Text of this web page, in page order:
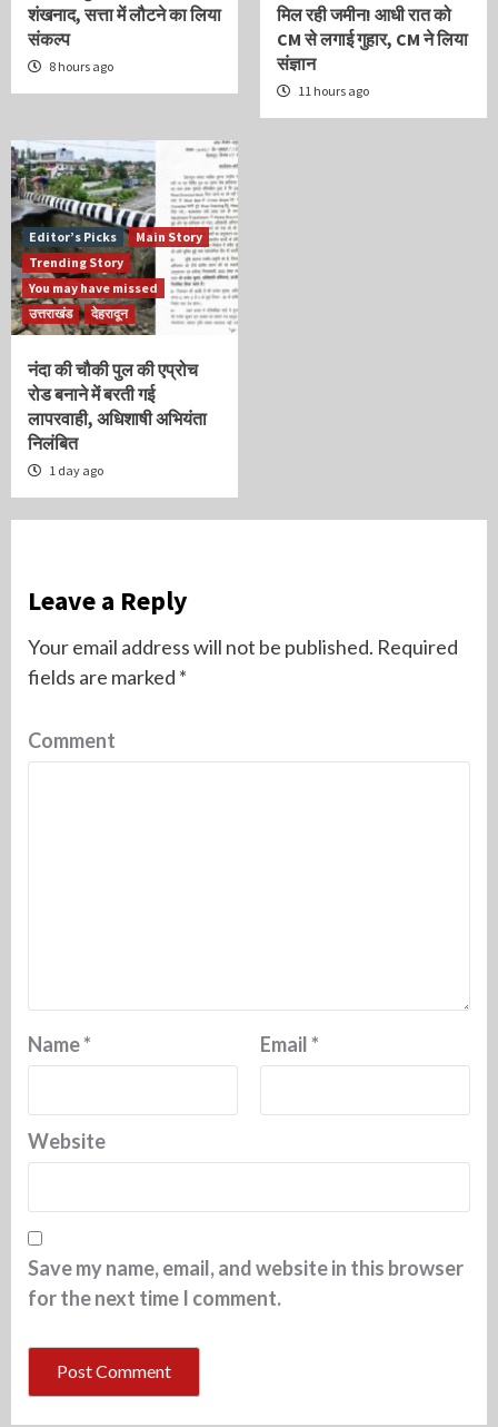
शंखनाद, सत्ता में लौटने का लिया
संकल्प
8 hours ago
मिल रही जमीन! आधी रात को
CM से लगाई गुहार, CM ने लिया
संज्ञान
11 hours ago
Editor’s Picks
Main Story
Trending Story
You may have missed
उत्तराखंड
देहरादून
नंदा की चौकी पुल की एप्रोच
रोड बनाने में बरती गई
लापरवाही, अधिशाषी अभियंता
निलंबित
1 day ago
Leave a Reply
Your email address will not be published. Required
fields are marked *
Comment
Name* Email*
Website
Save my name, email, and website in this browser
for the next time I comment.